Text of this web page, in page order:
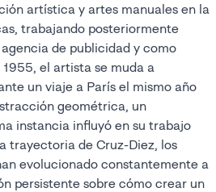
artística y artes manuales en la
trabajando posteriormente
de publicidad y como
el artista se muda a
un viaje a París el mismo año
geométrica, un
instancia influyó en su trabajo
trayectoria de Cruz-Diez, los
evolucionado constantemente a
persistente sobre cómo crear un